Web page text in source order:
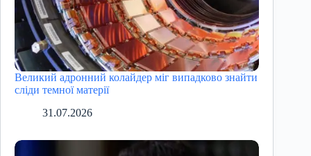
Великий адронний колайдер міг випадково знайти
сліди темної матерії
31.07.2026